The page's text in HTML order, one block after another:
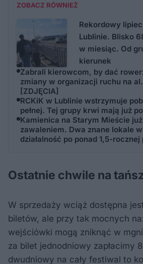
ZOBACZ RÓWNIEŻ
Rekordowy
Lublinie. Blisko
w miesiąc. Od
kierunek
Zabrali kierowcom, by dać
zmiany w organizacji ruchu na
[ZDJĘCIA]
RCKiK w Lublinie wstrzymuje
pełnej. Tej grupy krwi mają już
Kamienica na Starym Mieście
zawaleniem. Dwa znane lokale
działalność po ponad 1,5-
Ostatnie chwile na
W sprzedaży wciąż dostępna
biletów, ale przy tak mocnych
wejściówki mogą zniknąć w
za bilet jednodniowy zapłacimy
dwudniowy na cały festiwal to